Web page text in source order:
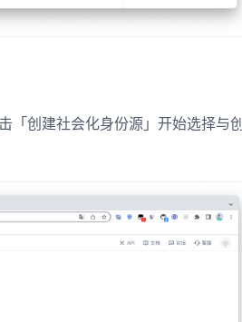
「创建社会化身份源」开始选择与创